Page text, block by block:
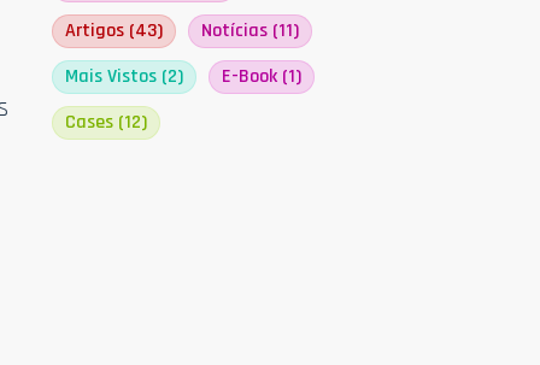
Artigos (43) Notícias (11)
Mais Vistos (2) E-Book (1)
Cases (12)